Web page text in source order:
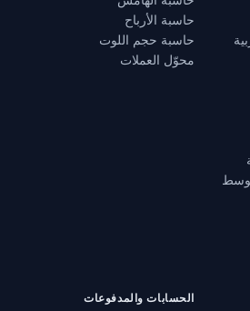
حاسبة الأرباح
حاسبة حجم اللوت
محوّل العملات
الحسابات والمدفوعات